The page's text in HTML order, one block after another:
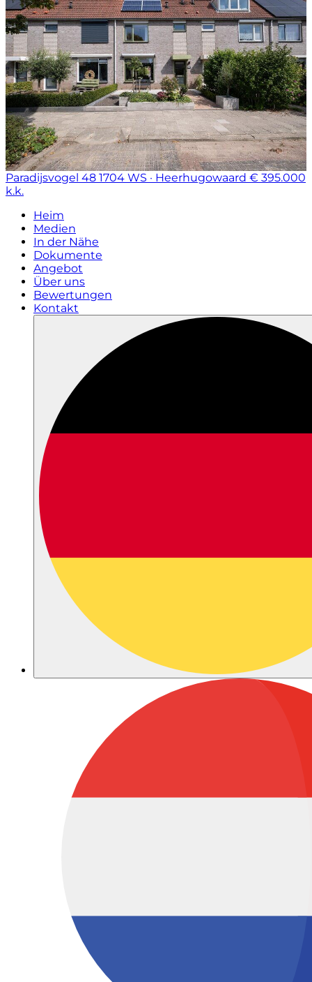
Paradijsvogel 48 1704 WS · Heerhugowaard € 395.000
k.k.
Heim
Medien
In der Nähe
Dokumente
Angebot
Über uns
Bewertungen
Kontakt